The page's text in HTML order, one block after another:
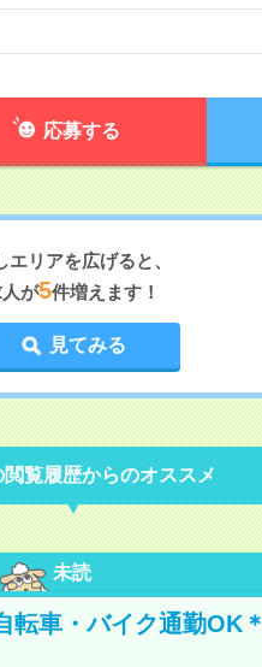
応募する
エリアを広げると、
が5件増えます！
見てみる
閲覧履歴からのオススメ
未読
転車・バイク通勤OK